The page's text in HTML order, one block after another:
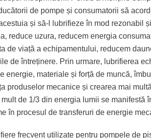
de pompe și consumatorii să
și să-l lubrifieze în mod rezonabil
reduce uzura, reducem energia
de viață a echipamentului, reducem
de întreținere. Prin urmare, lubrifierea
energie, materiale și forță de muncă,
produselor mecanice și crearea mai
de 1/3 din energia lumii se manifestă
în procesul de transferuri de energie
frecvent utilizate pentru pompele de